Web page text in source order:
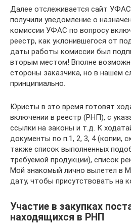
Далее отслеживается сайт
получили уведомление о
комиссии УФАС по вопросу
реестр, как уклонившегося от
даты работы комиссии был
вторым местом! Вполне
стороны заказчика, но в нашем
принципиально.
Юристы в это время готовят
включении в реестр (РНП), с
ссылки на законы и т.д. К
документы по п.1, 2, 3, 4 (копии,
также список выполненных
требуемой продукции), список
Мой знакомый лично вылетел в
дату, чтобы присутствовать на
Участие в закупках
находящихся в РНП